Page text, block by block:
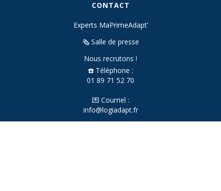
CONTACT
Experts MaPrimeAdapt’
🗞️ Salle de presse
Nous recrutons !
☎️ Téléphone :
01 89 71 52 70
💌 Courriel :
info@logiadapt.fr